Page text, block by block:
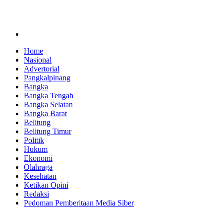
Home
Nasional
Advertorial
Pangkalpinang
Bangka
Bangka Tengah
Bangka Selatan
Bangka Barat
Belitung
Belitung Timur
Politik
Hukum
Ekonomi
Olahraga
Kesehatan
Ketikan Opini
Redaksi
Pedoman Pemberitaan Media Siber